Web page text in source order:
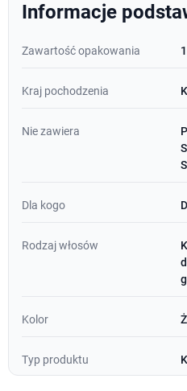
Informacje
Zawartość opakowania
Kraj pochodzenia
Nie zawiera
Dla kogo
Rodzaj włosów
Kolor
Typ produktu